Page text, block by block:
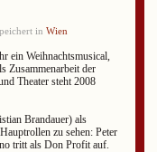
in Wien
ein Weihnachtsmusical,
Zusammenarbeit der
Theater steht 2008
Brandauer) als
zu sehen: Peter
tritt als Don Profit auf.